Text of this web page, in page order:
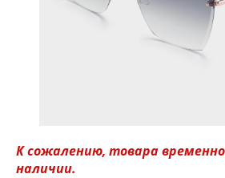
К сожалению, товара
наличии.